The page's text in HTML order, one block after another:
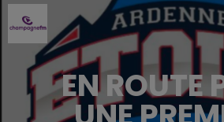
EN ROUTE